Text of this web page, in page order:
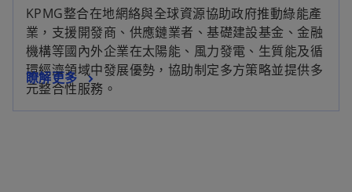
KPMG整合在地網絡與全球資源協助政府推動綠能產
業，支援開發商、供應鏈業者、基礎建設基金、金融
機構等國內外企業在太陽能、風力發電、生質能及循
環經濟領域中發展優勢，協助制定多方策略並提供多
元整合性服務。
瞭解更多